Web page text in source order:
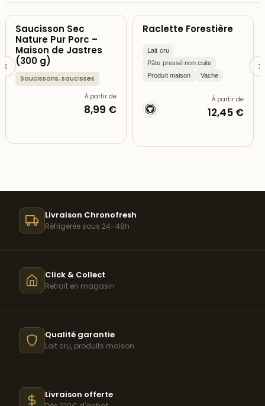
Saucisson Sec
Nature Pur Porc –
Maison de Jastres
(300 g)
Saucissons, saucisses
À partir de
8,99 €
Raclette Forestière
Lait cru
Pâte pressé non cuite
Produit maison
Vache
À partir de
12,45 €
Livraison Chronofresh
Réfrigérée sous 24–48h
Click & Collect
Retrait en magasin
Qualité garantie
Lait cru, produits maison
Livraison offerte